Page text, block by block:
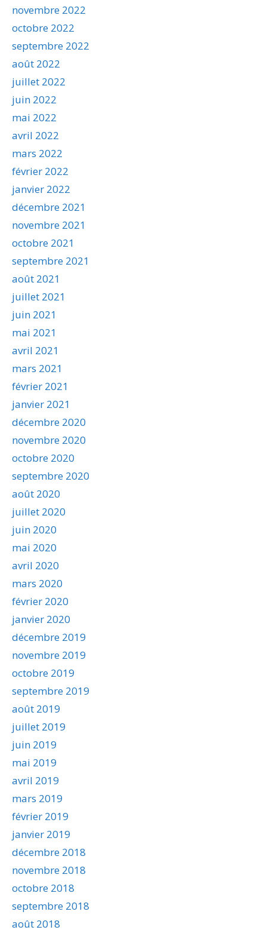
novembre 2022
octobre 2022
septembre 2022
août 2022
juillet 2022
juin 2022
mai 2022
avril 2022
mars 2022
février 2022
janvier 2022
décembre 2021
novembre 2021
octobre 2021
septembre 2021
août 2021
juillet 2021
juin 2021
mai 2021
avril 2021
mars 2021
février 2021
janvier 2021
décembre 2020
novembre 2020
octobre 2020
septembre 2020
août 2020
juillet 2020
juin 2020
mai 2020
avril 2020
mars 2020
février 2020
janvier 2020
décembre 2019
novembre 2019
octobre 2019
septembre 2019
août 2019
juillet 2019
juin 2019
mai 2019
avril 2019
mars 2019
février 2019
janvier 2019
décembre 2018
novembre 2018
octobre 2018
septembre 2018
août 2018